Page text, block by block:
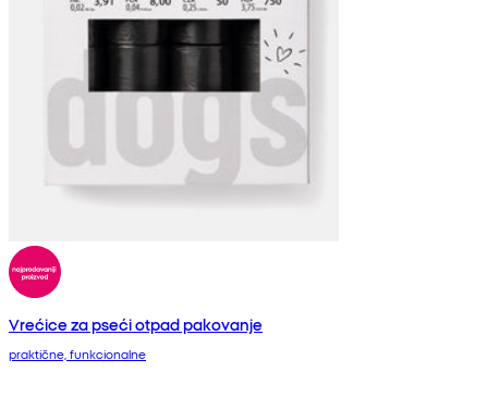
Vrećice za pseći otpad pakovanje
praktične, funkcionalne